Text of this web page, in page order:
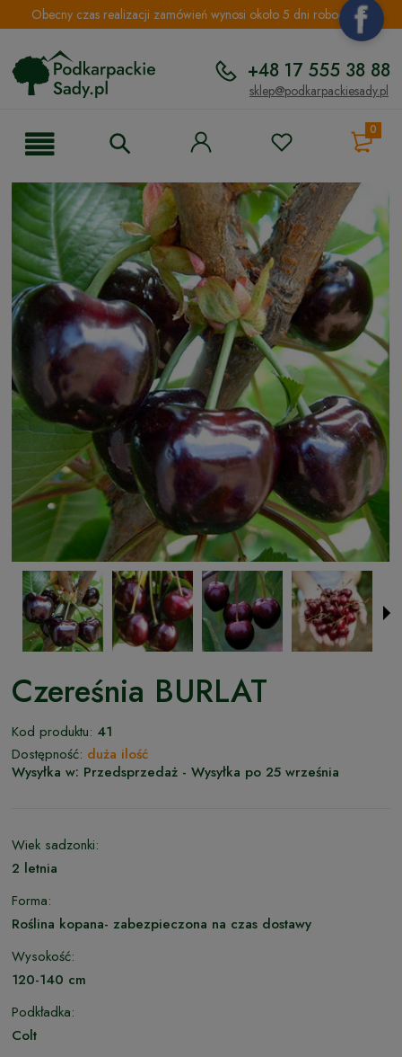
Obecny czas realizacji zamówień wynosi około 5 dni roboczych.
+48 17 555 38 88
sklep@podkarpackiesady.pl
0
Czereśnia BURLAT
Kod produktu: 41
Dostępność: duża ilość
Wysyłka w: Przedsprzedaż - Wysyłka po 25 września
Wiek sadzonki:
2 letnia
Forma:
Roślina kopana- zabezpieczona na czas dostawy
Wysokość:
120-140 cm
Podkładka:
Colt